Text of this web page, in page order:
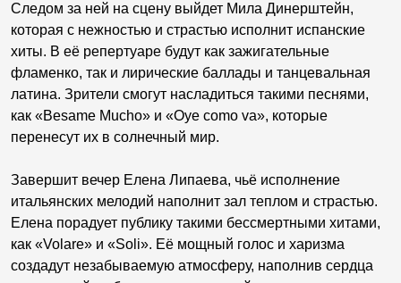
Следом за ней на сцену выйдет Мила Динерштейн,
которая с нежностью и страстью исполнит испанские
хиты. В её репертуаре будут как зажигательные
фламенко, так и лирические баллады и танцевальная
латина. Зрители смогут насладиться такими песнями,
как «Besame Mucho» и «Oye como va», которые
перенесут их в солнечный мир.
Завершит вечер Елена Липаева, чьё исполнение
итальянских мелодий наполнит зал теплом и страстью.
Елена порадует публику такими бессмертными хитами,
как «Volare» и «Soli». Её мощный голос и харизма
создадут незабываемую атмосферу, наполнив сердца